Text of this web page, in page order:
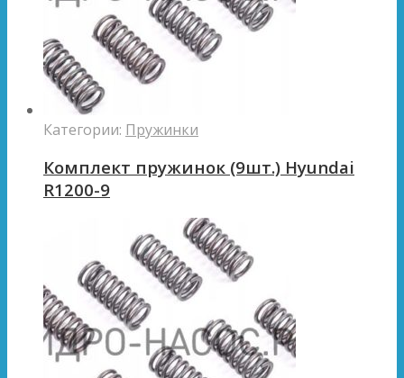
Категории: Пружинки
Комплект пружинок (9шт.) Hyundai
R1200-9